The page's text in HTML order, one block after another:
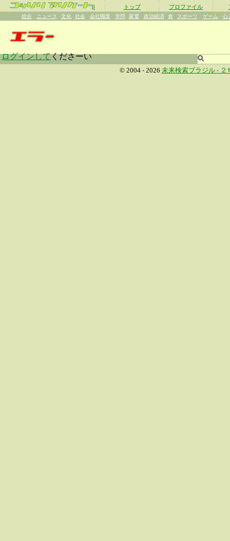
β トップ プロファイル
総合 ニュース 文化 社会 会社職業 学問 家電 政治経済 食 スポーツ ゲーム 心
ログインしてくださーい
© 2004 - 2026 未来検索ブラジル - ２